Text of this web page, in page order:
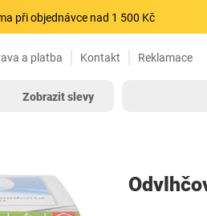
při objednávce nad 1 500 Kč
a platba Kontakt Reklamace
Zobrazit slevy